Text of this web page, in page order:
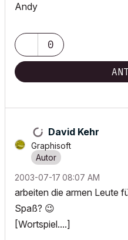
Andy
0
David Kehr
Graphisoft
‎2003-07-17 08:07 AM
arbeiten die armen Leute
Spaß? 😉
[Wortspiel....]